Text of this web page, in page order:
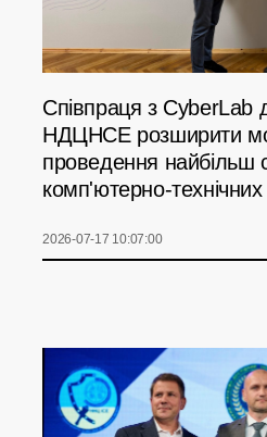
Співпраця з CyberLab
НДЦНСЕ розширити
проведення найбільш
комп'ютерно-
2026-07-17 10:07:00